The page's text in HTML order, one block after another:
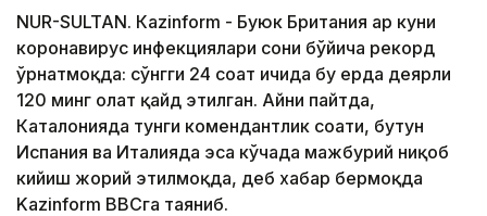
NUR-SULTAN. Кazinform - Буюк Британия ҳар куни
коронавирус инфекциялари сони бўйича рекорд
ўрнатмоқда: сўнгги 24 соат ичида бу ерда деярли
120 минг ҳолат қайд этилган. Айни пайтда,
Каталонияда тунги комендантлик соати, бутун
Испания ва Италияда эса кўчада мажбурий ниқоб
кийиш жорий этилмоқда, деб хабар бермоқда
Kazinform BBCга таяниб.